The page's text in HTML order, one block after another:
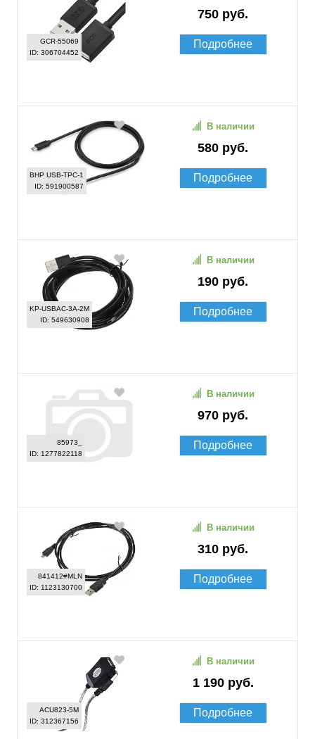
GCR-55069
ID: 306704452
750 руб.
Подробнее
BHP USB-TPC-1
ID: 591900587
580 руб.
В наличии
Подробнее
KP-USBAC-3A-2M
ID: 549630908
190 руб.
В наличии
Подробнее
85973_
ID: 1277822118
970 руб.
В наличии
Подробнее
841412#MLN
ID: 1123130700
310 руб.
В наличии
Подробнее
ACU823-5M
ID: 312367156
1 190 руб.
В наличии
Подробнее